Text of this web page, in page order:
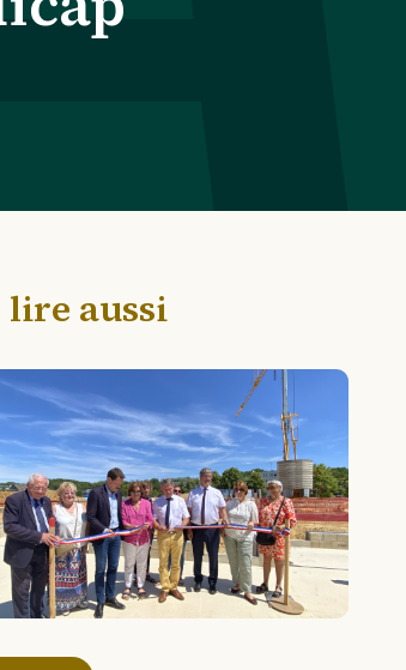
lire aussi